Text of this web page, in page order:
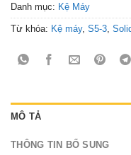
Danh mục: Kệ Máy
Từ khóa: Kệ máy, S5-3
MÔ TẢ
THÔNG TIN BỔ SUNG